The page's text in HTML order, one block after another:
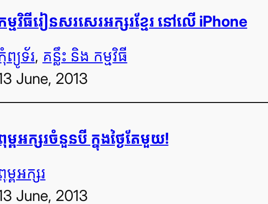
ម្មវិធី​រៀន​សរសេរ​អក្សរ​ខ្មែរ នៅ​លើ iPhone
ព្យូទ័រ, គន្លឹះ និង កម្មវិធី
June, 2013
ម្ព​អក្សរចំនួនបី ក្នុង​ថ្ងៃ​តែមួយ!
ម្ព​អក្សរ
June, 2013